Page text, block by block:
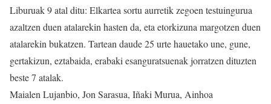
Liburuak 9 atal ditu: Elkartea sortu aurretik zegoen testuingurua
azaltzen duen atalarekin hasten da, eta etorkizuna margotzen duen
atalarekin bukatzen. Tartean daude 25 urte hauetako une, gune,
gertakizun, eztabaida, erabaki esanguratsuenak jorratzen dituzten
beste 7 atalak.
Maialen Lujanbio, Jon Sarasua, Iñaki Murua, Ainhoa